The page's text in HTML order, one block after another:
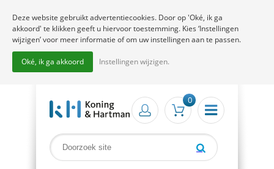
0
Deze website gebruikt advertentiecookies. Door op 'Oké, ik ga
akkoord' te klikken geeft u hiervoor toestemming. Kies ‘Instellingen
wijzigen’ voor meer informatie of om uw instellingen aan te passen.
Oké, ik ga akkoord Instellingen wijzigen.